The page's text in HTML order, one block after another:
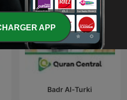
Badr Al-Turki
APP